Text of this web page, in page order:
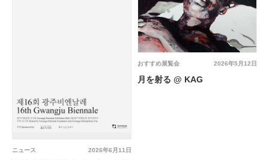
2026年6月11日
ニュース
2026年5月12日
おすすめ展覧会
月を射る @ KAG